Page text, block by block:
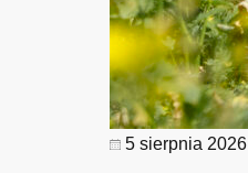
5 sierpnia 2026